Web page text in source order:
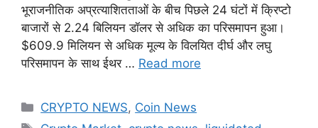
भूराजनीतिक अप्रत्याशितताओं के बीच पिछले 24 घंटों में क्रिप्टो
बाजारों से 2.24 बिलियन डॉलर से अधिक का परिसमापन हुआ।
$609.9 मिलियन से अधिक मूल्य के विलयित दीर्घ और लघु
परिसमापन के साथ ईथर … Read more
Categories
CRYPTO NEWS, Coin News